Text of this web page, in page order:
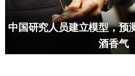
中国研究人员建立模型，预
酒香气